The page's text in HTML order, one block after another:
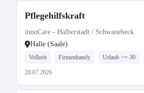
Pflegehilfskraft
innoCare - Halberstadt / Schwanebeck
Halle (Saale)
Vollzeit Firmenhandy Urlaub >= 30
28.07.2026